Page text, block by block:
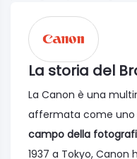
La storia del
La Canon è una
affermata come uno
campo della
1937 a Tokyo, Canon